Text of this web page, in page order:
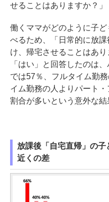
せることはありますか？」
働くママがどのように子
べるため、「日常的に放
け、帰宅させることはあり
「はい」と回答したのは
では57％、フルタイム勤
イム勤務の人よりパート
割合が多いという意外な結
放課後「自宅直帰」の
近くの差